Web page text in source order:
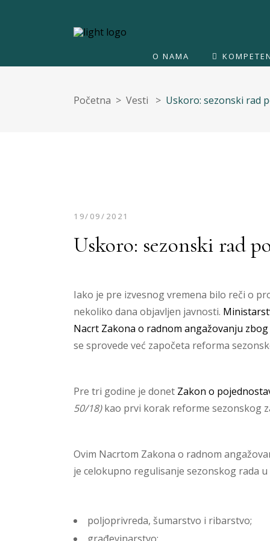
O NAMA
Početna > Vesti > Uskoro: sezonski rad
19/09/2021
Uskoro: sezonski rad
Iako je pre izvesnog vremena bilo reči o
nekoliko dana objavljen javnosti.
Nacrt Zakona o radnom angažovanju
se sprovede već započeta reforma
Pre tri godine je donet Zakon o
50/18)kao prvi korak reforme sezonskog
Ovim Nacrtom Zakona o radnom
je celokupno regulisanje sezonskog rada
poljoprivreda, šumarstvo i ribarstvo;